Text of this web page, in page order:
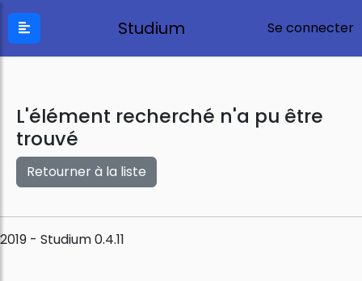
Studium Se connecter
L'élément recherché n'a pu être
trouvé
Retourner à la liste
2019 - Studium 0.4.11